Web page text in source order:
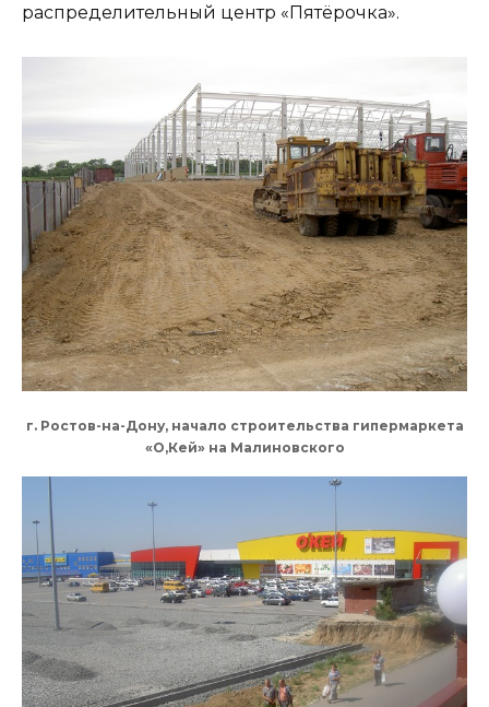
распределительный центр «Пятёрочка».
г. Ростов-на-Дону, начало строительства гипермаркета
«О,Кей» на Малиновского